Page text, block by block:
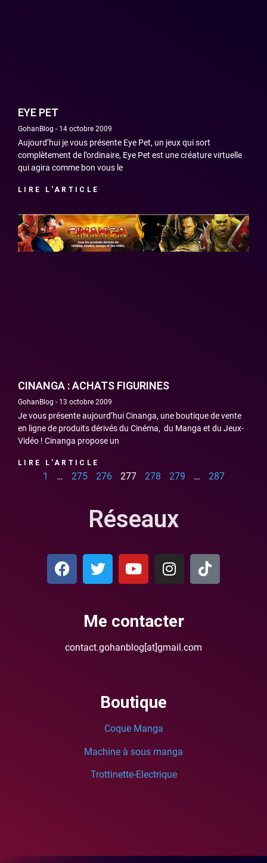
EYE PET
GohanBlog 14 octobre 2009
Aujourd’hui je vous présente Eye Pet, un jeux qui sort
complètement de l’ordinaire, Eye Pet est une créature virtuelle
qui agira comme bon vous le
LIRE L'ARTICLE
CINANGA : ACHATS FIGURINES
GohanBlog 13 octobre 2009
Je vous présente aujourd’hui Cinanga, une boutique de vente
en ligne de produits dérivés du Cinéma, du Manga et du Jeux-
Vidéo ! Cinanga propose un
LIRE L'ARTICLE
1 … 275 276 277 278 279 … 287
Réseaux
Me contacter
contact.gohanblog[at]gmail.com
Boutique
Coque Manga
Machine à sous manga
Trottinette-Electrique